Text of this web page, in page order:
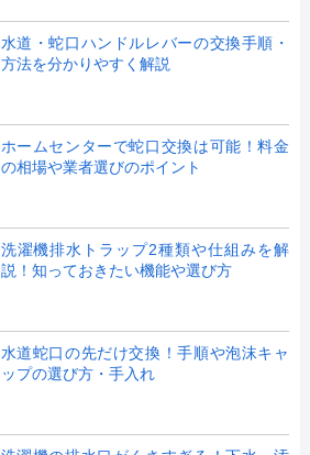
水道・蛇口ハンドルレバーの交換手順・
方法を分かりやすく解説
ホームセンターで蛇口交換は可能！料金
の相場や業者選びのポイント
洗濯機排水トラップ2種類や仕組みを解
説！知っておきたい機能や選び方
水道蛇口の先だけ交換！手順や泡沫キャ
ップの選び方・手入れ